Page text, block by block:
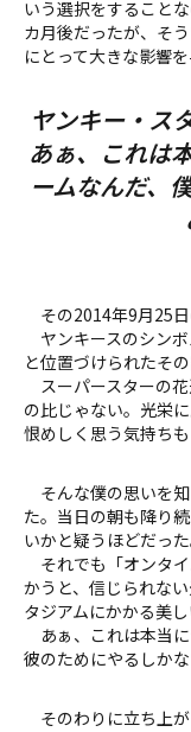
いう選択をすること
カ月後だったが、そ
にとって大きな影響
ヤンキー・ス
あぁ、これは
ームなんだ、
その2014年9月25日
ヤンキースのシン
と位置づけられたそ
スーパースターの
の比じゃない。光栄
恨めしく思う気持ちも
そんな僕の思いを
た。当日の朝も降り
いかと疑うほどだった
それでも「オンタ
かうと、信じられな
タジアムにかかる美
あぁ、これは本当
彼のためにやるしか
そのわりに立ち上